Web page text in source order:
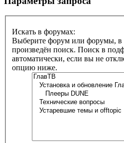
Искать в форумах:
Выберите форум или форумы, в
произведён поиск. Поиск в
автоматически, если вы не
опцию ниже.